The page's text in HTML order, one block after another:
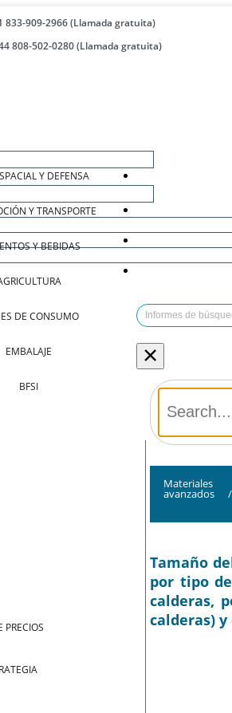
833-909-2966 (Llamada gratuita)
808-502-0280 (Llamada gratuita)
Y DEFENSA
Y TRANSPORTE
Y BEBIDAS
DE CONSUMO
EMBALAJE
BFSI
PRECIOS
×
Materiales
avanzados /
Tamaño
por tipo
calderas,
calderas)